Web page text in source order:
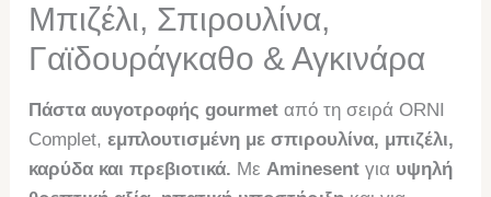
Μπιζέλι, Σπιρουλίνα,
Γαϊδουράγκαθο & Αγκινάρα
Πάστα αυγοτροφής gourmet από τη σειρά ORNI
Complet,εμπλουτισμένη με σπιρουλίνα, μπιζέλι,
καρύδα και πρεβιοτικά. ΜεAminesent για υψηλή